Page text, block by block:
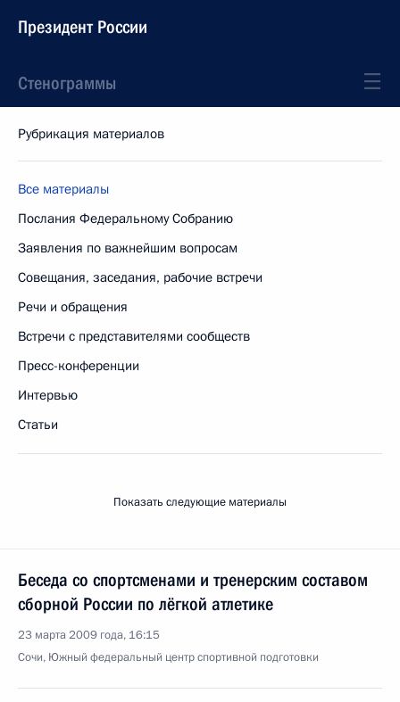
Президент России
Стенограммы
Рубрикация материалов
Все материалы
Послания Федеральному Собранию
Заявления по важнейшим вопросам
Совещания, заседания, рабочие встречи
Речи и обращения
Встречи с представителями сообществ
Пресс-конференции
Интервью
Статьи
Показать следующие материалы
Беседа со спортсменами и тренерским составом
сборной России по лёгкой атлетике
23 марта 2009 года, 16:15
Сочи, Южный федеральный центр спортивной подготовки